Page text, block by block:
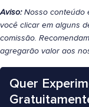
Aviso:Nosso conteúdo
você clicar em alguns
comissão.
agregarão valor aos
Quer